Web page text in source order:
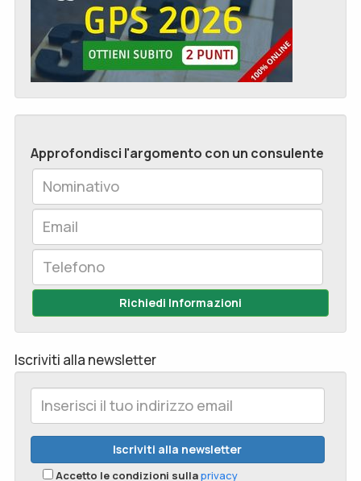
Approfondisci l'argomento con un consulente
Richiedi Informazioni
Iscriviti alla newsletter
Accetto le condizioni sullaprivacy